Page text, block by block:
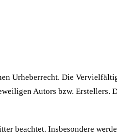
Urheberrecht. Die
Autors bzw. Erstellers.
beachtet. Insbesondere